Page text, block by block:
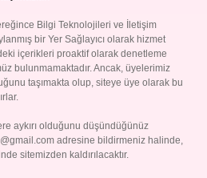
Bilgi Teknolojileri ve İletişim
bir Yer Sağlayıcı olarak hizmet
içerikleri proaktif olarak denetleme
bulunmamaktadır. Ancak, üyelerimiz
taşımakta olup, siteye üye olarak bu
aykırı olduğunu düşündüğünüz
adresine bildirmeniz halinde,
sitemizden kaldırılacaktır.